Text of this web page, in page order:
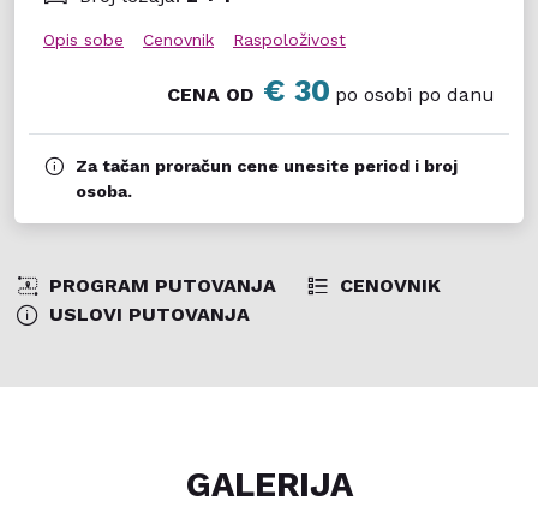
Opis sobe Cenovnik Raspoloživost
CENA OD € 30 po osobi po danu
Za tačan proračun cene unesite period i broj
osoba.
PROGRAM PUTOVANJA
CENOVNIK
USLOVI PUTOVANJA
GALERIJA